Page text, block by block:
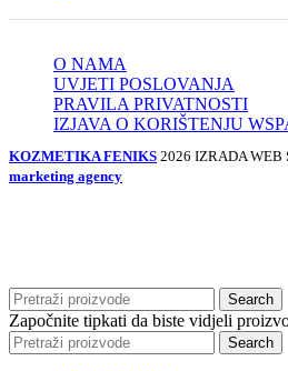
O NAMA
UVJETI POSLOVANJA
PRAVILA PRIVATNOSTI
IZJAVA O KORIŠTENJU
KOZMETIKA FENIKS 2026 IZRADA WEB
marketing agency
Search
Započnite tipkati da biste vidjeli
Search